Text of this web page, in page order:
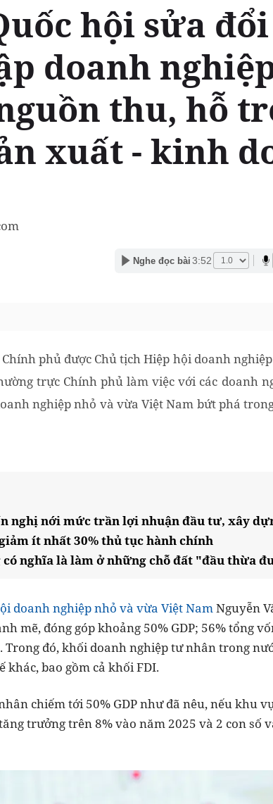
hội sửa
doanh
thu, hỗ
xuất - kinh
Nghe đọc bài 3:52
phủ được Chủ tịch Hiệp hội doanh
trực Chính phủ làm việc với các doanh
nghiệp nhỏ và vừa Việt Nam bứt phá
nghị nới mức trần lợi nhuận đầu tư, xây
ít nhất 30% thủ tục hành chính
nghĩa là làm ở những chỗ đất "đầu thừa
doanh nghiệp nhỏ và vừa Việt Nam Nguyễn
mẽ, đóng góp khoảng 50% GDP; 56% tổng
Trong đó, khối doanh nghiệp tư nhân trong
khác, bao gồm cả khối FDI.
chiếm tới 50% GDP như đã nêu, nếu khu
trưởng trên 8% vào năm 2025 và 2 con số